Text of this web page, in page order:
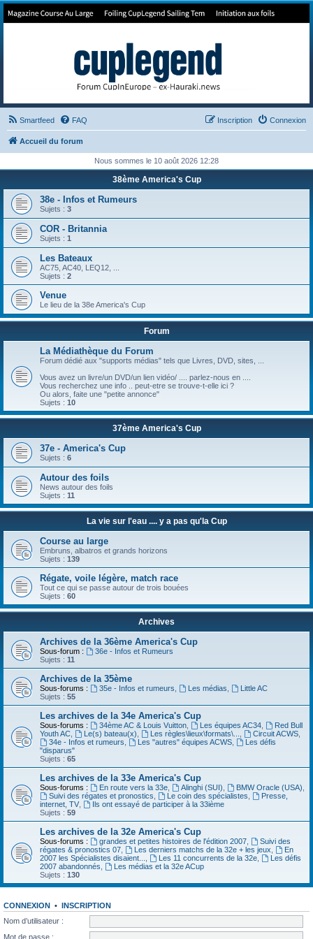
Forum de Cup In Europe
Smartfeed FAQ Connexion
Inscription
Accueil du forum
Nous sommes le 10 août 2026 12:28
38ème America's Cup
38e - Infos et Rumeurs
Sujets : 3
COR - Britannia
Sujets : 1
Les Bateaux
AC75, AC40, LEQ12, ...
Sujets : 2
Venue
Le lieu de la 38e America's Cup
Forum
La Médiathèque du Forum
Forum dédié aux "supports médias" tels que Livres, DVD, sites, ...
Vous avez un livre/un DVD/un lien vidéo/ .... parlez-nous en ....
Vous recherchez une info .. peut-etre se trouve-t-elle ici ?
Ou alors, faite une "petite annonce"
Sujets : 10
37ème America's Cup
37e - America's Cup
Sujets : 6
Autour des foils
News autour des foils
Sujets : 11
La vie sur l'eau .... y a pas qu'la Cup
Course au large
Embruns, albatros et grands horizons
Sujets : 139
Régate, voile légère, match race
Tout ce qui se passe autour de trois bouées
Sujets : 60
Archives
Archives de la 36ème America's Cup
Sous-forum :
36e - Infos et Rumeurs
Sujets : 11
Archives de la 35ème
Sous-forums : 35e - Infos et rumeurs, Les médias,
Little AC
Sujets : 55
Les archives de la 34e America's Cup
Sous-forums : 34ème AC & Louis Vuitton, Les équipes AC34,
Red Bull
Youth AC, Le(s) bateau(x), Les règles\lieux\formats\..., Circuit ACWS,
34e - Infos et rumeurs, Les "autres" équipes ACWS,
Les défis
"disparus"
Sujets : 65
Les archives de la 33e America's Cup
Sous-forums : En route vers la 33e, Alinghi (SUI), BMW Oracle (USA),
Suivi des régates et pronostics, Le coin des spécialistes,
Presse,
internet, TV,
Ils ont essayé de participer à la 33ième
Sujets : 59
Les archives de la 32e America's Cup
Sous-forums : grandes et petites histoires de l'édition 2007,
Suivi des
régates & pronostics 07, Les derniers matchs de la 32e + les jeux,
En
2007 les Spécialistes disaient..., Les 11 concurrents de la 32e,
Les défis
2007 abandonnés,
Les médias et la 32e ACup
Sujets : 130
CONNEXION •
INSCRIPTION
Nom d’utilisateur :
Mot de passe :